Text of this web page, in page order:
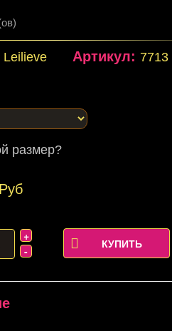
Leilieve Артикул: 7713
размер?
Руб